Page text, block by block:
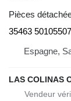
Pièces
35463
Espagne,
LAS COLINAS